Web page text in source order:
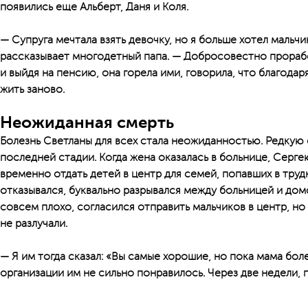
появились еще Альберт, Даня и Коля.
— Супруга мечтала взять девочку, но я больше хотел
рассказывает многодетный папа. — Добросовестно
и выйдя на пенсию, она горела ими, говорила, что
жить заново.
Неожиданная смерть
Болезнь Светланы для всех стала неожиданностью.
последней стадии. Когда жена оказалась в больнице,
временно отдать детей в центр для семей, попавших в
отказывался, буквально разрывался между больницей и
совсем плохо, согласился отправить мальчиков в центр,
не разлучали.
— Я им тогда сказал: «Вы самые хорошие, но пока мама
организации им не сильно понравилось. Через две недели,